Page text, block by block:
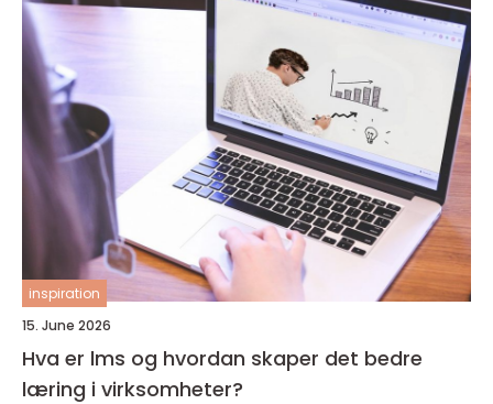
inspiration
15. June 2026
Hva er lms og hvordan skaper det bedre
læring i virksomheter?